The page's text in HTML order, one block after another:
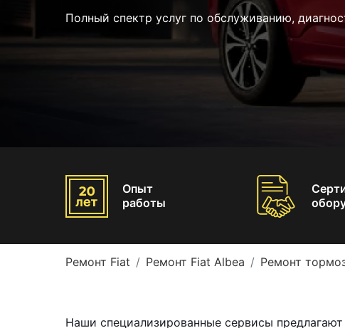
Полный спектр услуг по обслуживанию,
Опыт
работы
Ремонт Fiat Ремонт Fiat Albea Ремонт
Наши специализированные сервисы